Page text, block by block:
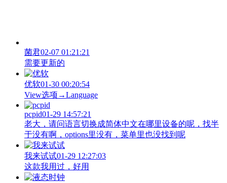
菌君02-07 01:21:21
需要更新的
优软01-30 00:20:54
View‌选项→Language
pcpid01-29 14:57:21
老大，请问语言切换成简体中文在哪里设备的呢，找半
于没有啊，options里没有，菜单里也没找到呢
我来试试01-29 12:27:03
这款我用过，好用